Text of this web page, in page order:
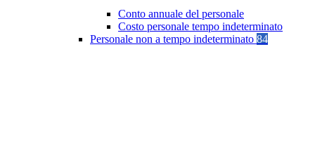
Conto annuale del personale
Costo personale tempo indeterminato
Personale non a tempo indeterminato 84